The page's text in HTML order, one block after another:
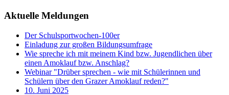
Aktuelle Meldungen
Der Schulsportwochen-100er
Einladung zur großen Bildungsumfrage
Wie spreche ich mit meinem Kind bzw. Jugendlichen über
einen Amoklauf bzw. Anschlag?
Webinar "Drüber sprechen - wie mit Schülerinnen und
Schülern über den Grazer Amoklauf reden?"
10. Juni 2025